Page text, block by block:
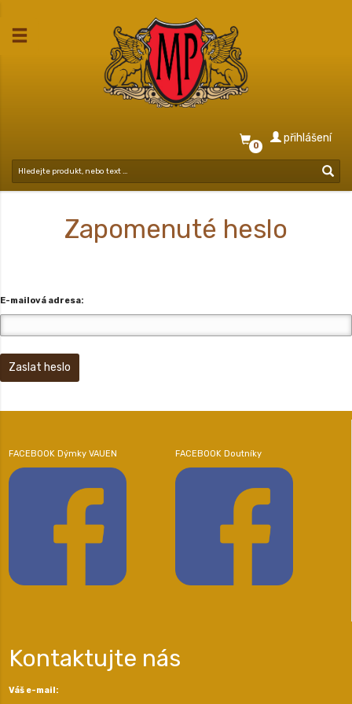
0
přihlášení
Zapomenuté heslo
E-mailová adresa:
FACEBOOK Dýmky VAUEN FACEBOOK Doutníky
Kontaktujte nás
Váš e-mail: